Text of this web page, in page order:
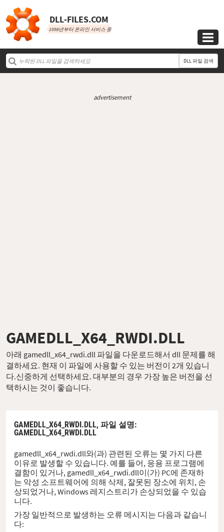
DLL‑FILES.COM
1998년부터 온라인 서비스 중

DLL 파일 검색
advertisement
GAMEDLL_X64_RWDI.DLL
아래 gamedll_x64_rwdi.dll 파일을 다운로드해서 dll 문제를 해
결하세요. 현재 이 파일에 사용할 수 있는 버전이 2개 있습니
다.신중하게 선택하세요. 대부분의 경우 가장 높은 버전을 선
택하시는 것이 좋습니다.
GAMEDLL_X64_RWDI.DLL, 파일 설명:
GAMEDLL_X64_RWDI.DLL
gamedll_x64_rwdi.dll와(과) 관련된 오류는 몇 가지 다른
이유로 발생할 수 있습니다. 예를 들어, 응용 프로그램에
결함이 있거나, gamedll_x64_rwdi.dll이(가) PC에 존재하
는 악성 소프트웨어에 의해 삭제, 잘못된 장소에 위치, 손
상되었거나, Windows 레지스트리가 손상되었을 수 있습
니다.
가장 일반적으로 발생하는 오류 메시지는 다음과 같습니
다: